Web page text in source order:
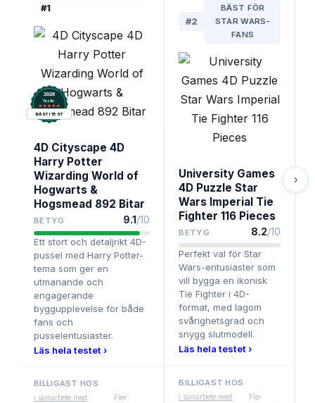
#1
2026
Testix.
BÄST I TEST
4D Cityscape 4D
Harry Potter
Wizarding World of
Hogwarts &
Hogsmead 892 Bitar
BETYG 9.1/10
Ett stort och detaljrikt 4D-
pussel med Harry Potter-
tema som ger en
utmanande och
engagerande
byggupplevelse för både
fans och
pusselentusiaster.
Läs hela testet ›
BILLIGAST HOS
i samarbete med
Fler
#2
BÄST FÖR
STAR WARS-
FANS
University Games
4D Puzzle Star
Wars Imperial Tie
Fighter 116 Pieces
BETYG 8.2/10
Perfekt val för Star
Wars-entusiaster som
vill bygga en ikonisk
Tie Fighter i 4D-
format, med lagom
svårighetsgrad och
snygg slutmodell.
Läs hela testet ›
BILLIGAST HOS
i samarbete med
Fler
›